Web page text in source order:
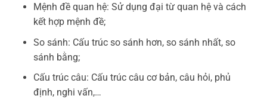
Mệnh đề quan hệ: Sử dụng đại từ quan hệ và cách
kết hợp mệnh đề;
So sánh: Cấu trúc so sánh hơn, so sánh nhất, so
sánh bằng;
Cấu trúc câu: Cấu trúc câu cơ bản, câu hỏi, phủ
định, nghi vấn,…